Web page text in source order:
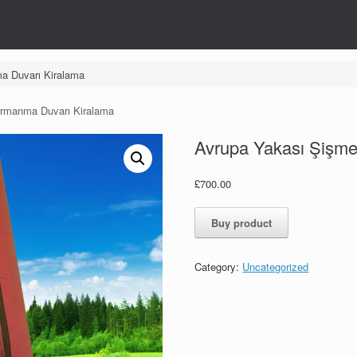
Duvarı Kiralama
Duvarı Kiralama
Avrupa Yakası
£700.00
Buy product
Category: Uncategorized